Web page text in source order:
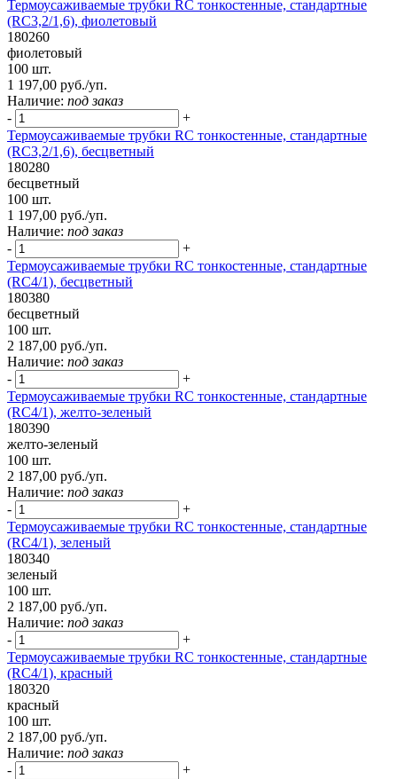
Термоусаживаемые трубки RC тонкостенные, стандартные
(RC3,2/1,6), фиолетовый
180260
фиолетовый
100 шт.
1 197,00 руб./уп.
Наличие: под заказ
-
+
Термоусаживаемые трубки RC тонкостенные, стандартные
(RC3,2/1,6), бесцветный
180280
бесцветный
100 шт.
1 197,00 руб./уп.
Наличие: под заказ
-
+
Термоусаживаемые трубки RC тонкостенные, стандартные
(RC4/1), бесцветный
180380
бесцветный
100 шт.
2 187,00 руб./уп.
Наличие: под заказ
-
+
Термоусаживаемые трубки RC тонкостенные, стандартные
(RC4/1), желто-зеленый
180390
желто-зеленый
100 шт.
2 187,00 руб./уп.
Наличие: под заказ
-
+
Термоусаживаемые трубки RC тонкостенные, стандартные
(RC4/1), зеленый
180340
зеленый
100 шт.
2 187,00 руб./уп.
Наличие: под заказ
-
+
Термоусаживаемые трубки RC тонкостенные, стандартные
(RC4/1), красный
180320
красный
100 шт.
2 187,00 руб./уп.
Наличие: под заказ
-
+